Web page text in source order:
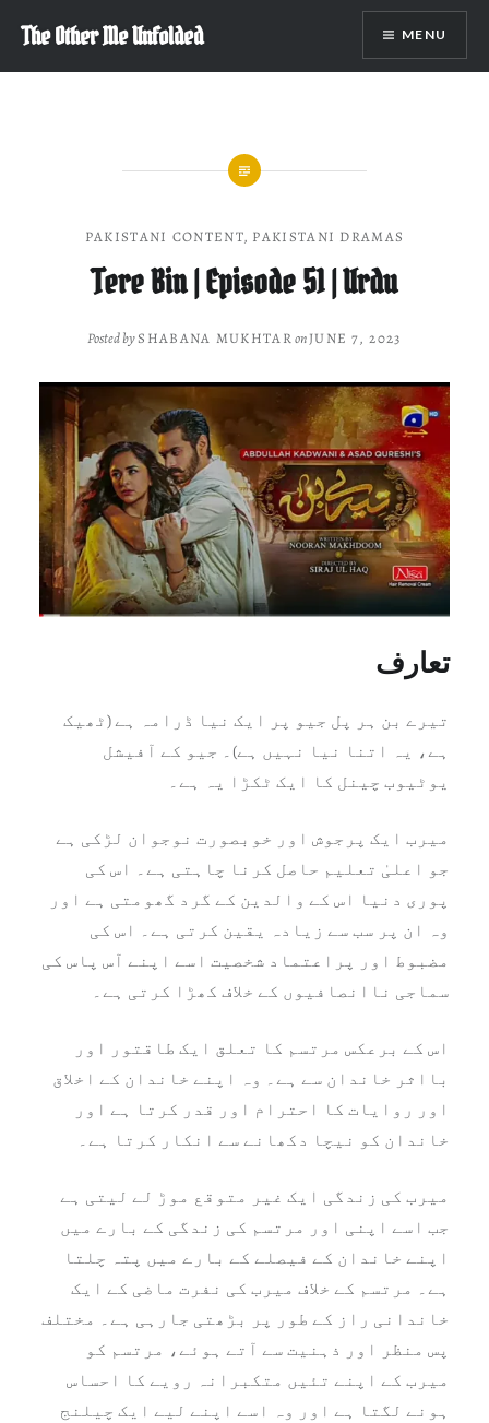
content
The Other Me Unfolded MENU
PAKISTANI CONTENT, PAKISTANI DRAMAS
Tere Bin | Episode 51 | Urdu
Posted bySHABANA MUKHTARonJUNE 7, 2023
تعارف
تیرے بن ہر پل جیو پر ایک نیا ڈرامہ ہے (ٹھیک
ہے، یہ اتنا نیا نہیں ہے)۔ جیو کے آفیشل
یوٹیوب چینل کا ایک ٹکڑا یہ ہے۔
میرب ایک پرجوش اور خوبصورت نوجوان لڑکی ہے
جو اعلیٰ تعلیم حاصل کرنا چاہتی ہے۔ اس کی
پوری دنیا اس کے والدین کے گرد گھومتی ہے اور
وہ ان پر سب سے زیادہ یقین کرتی ہے۔ اس کی
مضبوط اور پراعتماد شخصیت اسے اپنے آس پاس کی
سماجی ناانصافیوں کے خلاف کھڑا کرتی ہے۔
اس کے برعکس مرتسم کا تعلق ایک طاقتور اور
بااثر خاندان سے ہے۔ وہ اپنے خاندان کے اخلاق
اور روایات کا احترام اور قدر کرتا ہے اور
خاندان کو نیچا دکھانے سے انکار کرتا ہے۔
میرب کی زندگی ایک غیر متوقع موڑ لے لیتی ہے
جب اسے اپنی اور مرتسم کی زندگی کے بارے میں
اپنے خاندان کے فیصلے کے بارے میں پتہ چلتا
ہے۔ مرتسم کے خلاف میرب کی نفرت ماضی کے ایک
خاندانی راز کے طور پر بڑھتی جارہی ہے۔ مختلف
پس منظر اور ذہنیت سے آتے ہوئے، مرتسم کو
میرب کے اپنے تئیں متکبرانہ رویے کا احساس
ہونے لگتا ہے اور وہ اسے اپنے لیے ایک چیلنج